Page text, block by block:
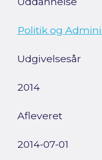
Politik og
Udgivelsesår
2014
Afleveret
2014-07-01